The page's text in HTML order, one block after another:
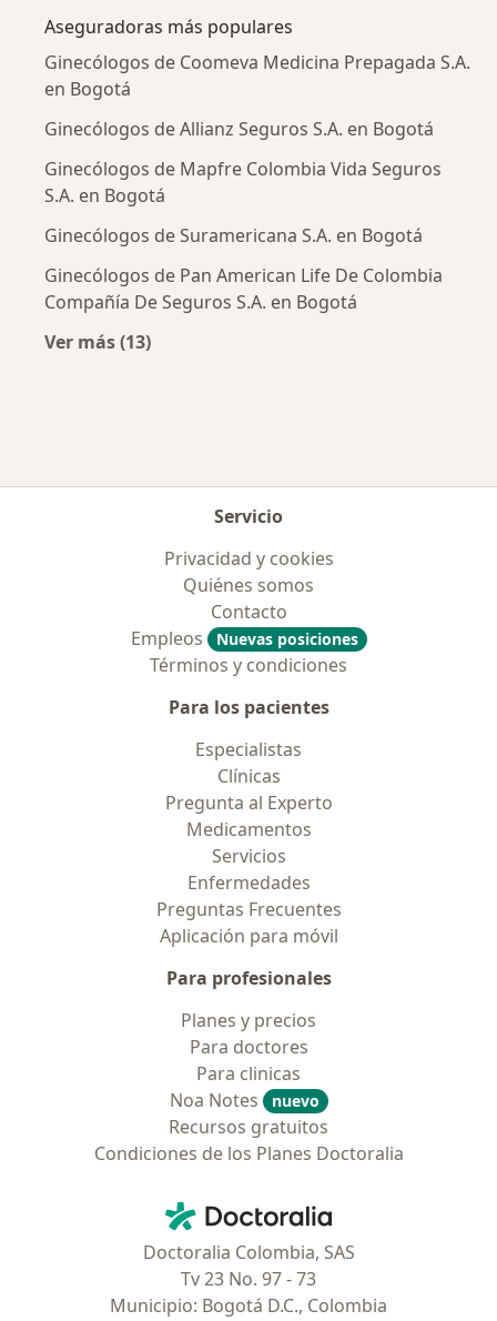
Aseguradoras más populares
Ginecólogos de Coomeva Medicina Prepagada S.A.
en Bogotá
Ginecólogos de Allianz Seguros S.A. en Bogotá
Ginecólogos de Mapfre Colombia Vida Seguros
S.A. en Bogotá
Ginecólogos de Suramericana S.A. en Bogotá
Ginecólogos de Pan American Life De Colombia
Compañía De Seguros S.A. en Bogotá
Ver más (13)
Servicio
Privacidad y cookies
Quiénes somos
Contacto
Empleos
Nuevas posiciones
Términos y condiciones
Para los pacientes
Especialistas
Clínicas
Pregunta al Experto
Medicamentos
Servicios
Enfermedades
Preguntas Frecuentes
Aplicación para móvil
Para profesionales
Planes y precios
Para doctores
Para clinicas
Noa Notes
nuevo
Recursos gratuitos
Condiciones de los Planes Doctoralia
Doctoralia - Página de inicio
Doctoralia Colombia, SAS
Tv 23 No. 97 - 73
Municipio: Bogotá D.C., Colombia